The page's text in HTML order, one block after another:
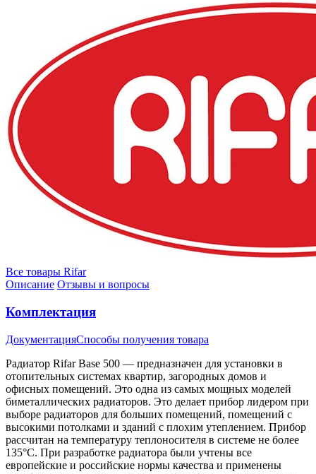
Все товары Rifar
Описание Отзывы и вопросы
Комплектация
ДокументацияСпособы получения товара
Радиатор Rifar Base 500 — предназначен для установки в
отопительных системах квартир, загородных домов и
офисных помещений. Это одна из самых мощных моделей
биметаллических радиаторов. Это делает прибор лидером при
выборе радиаторов для больших помещений, помещений с
высокими потолками и зданий с плохим утеплением. Прибор
рассчитан на температуру теплоносителя в системе не более
135°С. При разработке радиатора были учтены все
европейские и российские нормы качества и применены